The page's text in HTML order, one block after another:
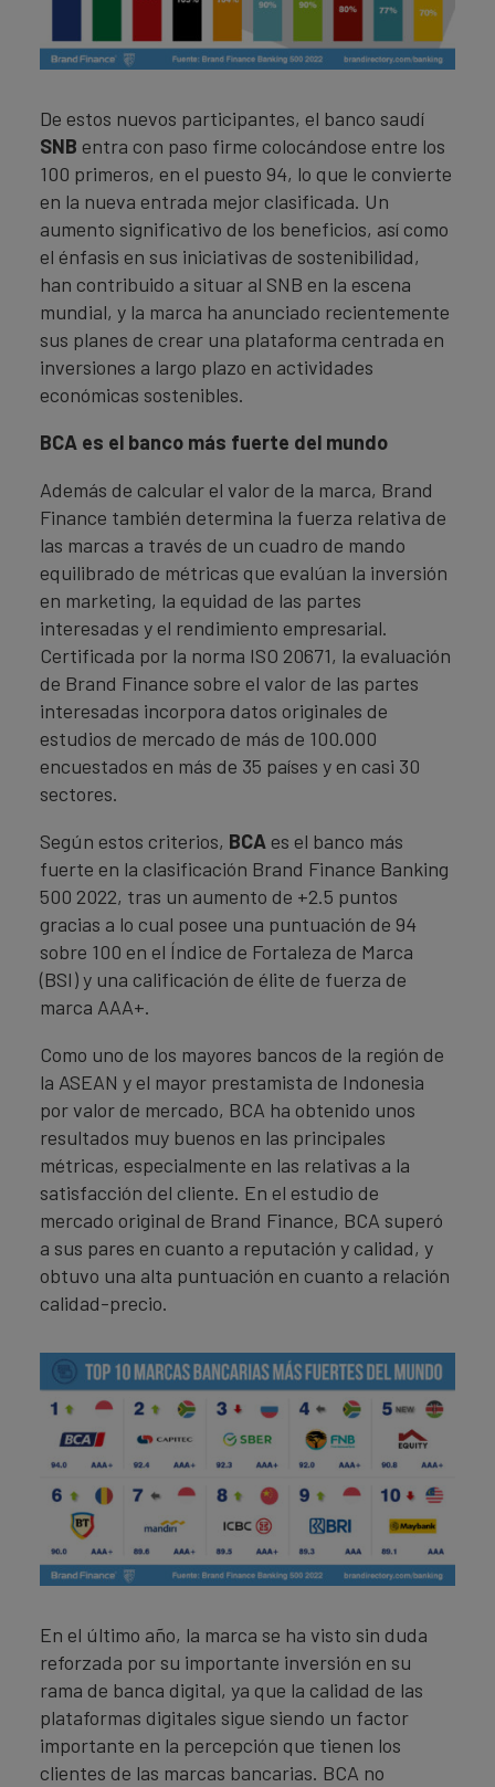
De estos nuevos participantes, el banco saudí
SNB entra con paso firme colocándose entre los
100 primeros, en el puesto 94, lo que le convierte
en la nueva entrada mejor clasificada. Un
aumento significativo de los beneficios, así como
el énfasis en sus iniciativas de sostenibilidad,
han contribuido a situar al SNB en la escena
mundial, y la marca ha anunciado recientemente
sus planes de crear una plataforma centrada en
inversiones a largo plazo en actividades
económicas sostenibles.
BCA es el banco más fuerte del mundo
Además de calcular el valor de la marca, Brand
Finance también determina la fuerza relativa de
las marcas a través de un cuadro de mando
equilibrado de métricas que evalúan la inversión
en marketing, la equidad de las partes
interesadas y el rendimiento empresarial.
Certificada por la norma ISO 20671, la evaluación
de Brand Finance sobre el valor de las partes
interesadas incorpora datos originales de
estudios de mercado de más de 100.000
encuestados en más de 35 países y en casi 30
sectores.
Según estos criterios, BCA es el banco más
fuerte en la clasificación Brand Finance Banking
500 2022, tras un aumento de +2.5 puntos
gracias a lo cual posee una puntuación de 94
sobre 100 en el Índice de Fortaleza de Marca
(BSI) y una calificación de élite de fuerza de
marca AAA+.
Como uno de los mayores bancos de la región de
la ASEAN y el mayor prestamista de Indonesia
por valor de mercado, BCA ha obtenido unos
resultados muy buenos en las principales
métricas, especialmente en las relativas a la
satisfacción del cliente. En el estudio de
mercado original de Brand Finance, BCA superó
a sus pares en cuanto a reputación y calidad, y
obtuvo una alta puntuación en cuanto a relación
calidad-precio.
En el último año, la marca se ha visto sin duda
reforzada por su importante inversión en su
rama de banca digital, ya que la calidad de las
plataformas digitales sigue siendo un factor
importante en la percepción que tienen los
clientes de las marcas bancarias. BCA no